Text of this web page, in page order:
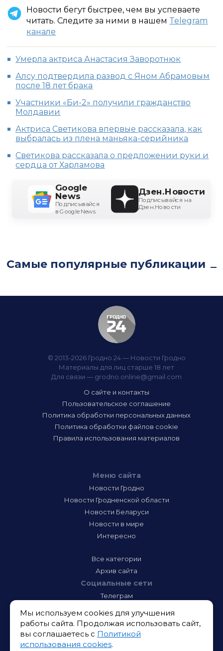
Новости бегут быстрее, чем вы успеваете
читать. Следите за ними в нашем Telegram
канале
Умерла актриса Анастасия Заворотнюк
Алсу подтвердила развод с Яном Абрамовым
после 18 лет брака
Участники «Би-2» получили гражданство
Молдавии
Актриса Светикова впервые рассказала, как
выбралась из плена маньяка-серийника
Светикова рассказала о предложении руки и
сердца от Харламова
Google
News
Подписывайся
в Google News
Дзен.Новости
Подписывайся на
Дзен.Новости
Самые популярные публикации
© 2013-2026 Гродно 24 — Новости Гродно
Материалы для лиц старше 18 лет
Для связи — grodno.online@gmail.com
О сайте и контакты
Пользовательское соглашение
Политика обработки персональных данных
Политика обработки файлов cookie
Правила использования материалов
Меню сайта
Новости Гродно
Новости Гродненской области
Новости Беларуси
Новости в мире
Интересно
Все категории
Архив сайта
Социальные сети
Телеграм
Инстаграм
Тик-Ток
Одноклассники
ВК
Мы используем cookies для улучшения
работы сайта. Продолжая использовать сайт,
вы соглашаетесь с Политикой
использования cookies.